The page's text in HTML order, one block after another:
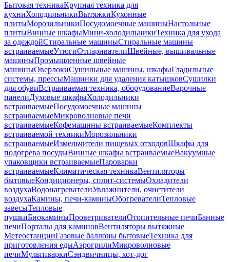
Бытовая техникаКрупная техника для
кухниХолодильникиВытяжкиКухонные
плитыМорозильникиПосудомоечные машиныНастольные
плитыВинные шкафыМини-холодильникиТехника для ухода
за одеждойСтиральные машиныСтиральные машины
встраиваемыеУтюгиОтпаривателиШвейные, вышивальные
машиныПромышленные швейные
машиныОверлокиСушильные машины, шкафыГладильные
системы, прессыМашинки для удаления катышковСушилки
для обувиВстраиваемая техника, оборудованиеВарочные
панелиДуховые шкафыХолодильники
встраиваемыеПосудомоечные машины
встраиваемыеМикроволновые печи
встраиваемыеКофемашины встраиваемыеКомплекты
встраиваемой техникиМорозильники
встраиваемыеИзмельчители пищевых отходовШкафы для
подогрева посудыВинные шкафы встраиваемыеВакуумные
упаковщики встраиваемыеПароварки
встраиваемыеКлиматическая техникаВентиляторы
бытовыеКондиционеры, сплит-системыОхладители
воздухаВодонагревателиУвлажнители, очистители
воздухаКамины, печи-каминыОбогревателиТепловые
завесыТепловые
пушкиБиокаминыПроветривателиОтопительные печиБанные
печиПорталы для каминовВентиляторы вытяжные
МетеостанцииГазовые баллоны бытовыеТехника для
приготовления едыАэрогрилиМикроволновые
печиМультиваркиСэндвичницы, хот-дог